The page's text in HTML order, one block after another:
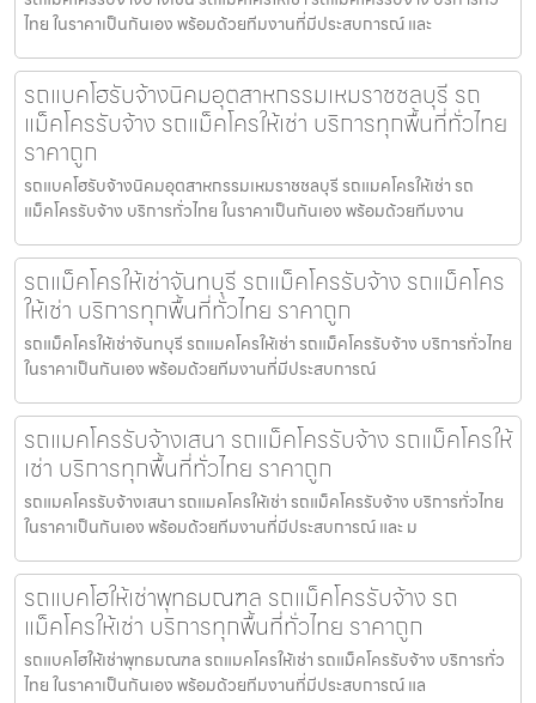
ไทย ในราคาเป็นกันเอง พร้อมด้วยทีมงานที่มีประสบการณ์ และ
รถแบคโฮรับจ้างนิคมอุตสาหกรรมเหมราชชลบุรี รถ
แม็คโครรับจ้าง รถแม็คโครให้เช่า บริการทุกพื้นที่ทั่วไทย
ราคาถูก
รถแบคโฮรับจ้างนิคมอุตสาหกรรมเหมราชชลบุรี รถแมคโครให้เช่า รถ
แม็คโครรับจ้าง บริการทั่วไทย ในราคาเป็นกันเอง พร้อมด้วยทีมงาน
รถแม็คโครให้เช่าจันทบุรี รถแม็คโครรับจ้าง รถแม็คโคร
ให้เช่า บริการทุกพื้นที่ทั่วไทย ราคาถูก
รถแม็คโครให้เช่าจันทบุรี รถแมคโครให้เช่า รถแม็คโครรับจ้าง บริการทั่วไทย
ในราคาเป็นกันเอง พร้อมด้วยทีมงานที่มีประสบการณ์
รถแมคโครรับจ้างเสนา รถแม็คโครรับจ้าง รถแม็คโครให้
เช่า บริการทุกพื้นที่ทั่วไทย ราคาถูก
รถแมคโครรับจ้างเสนา รถแมคโครให้เช่า รถแม็คโครรับจ้าง บริการทั่วไทย
ในราคาเป็นกันเอง พร้อมด้วยทีมงานที่มีประสบการณ์ และ ม
รถแบคโฮให้เช่าพุทธมณฑล รถแม็คโครรับจ้าง รถ
แม็คโครให้เช่า บริการทุกพื้นที่ทั่วไทย ราคาถูก
รถแบคโฮให้เช่าพุทธมณฑล รถแมคโครให้เช่า รถแม็คโครรับจ้าง บริการทั่ว
ไทย ในราคาเป็นกันเอง พร้อมด้วยทีมงานที่มีประสบการณ์ แล